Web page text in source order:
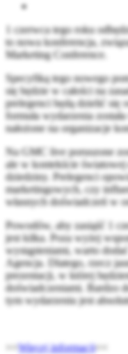
1 czerwca tego roku
to nowa konferencja,
Marketing Conference.
Specyfiką tego nowego
się będzie w całości na
prelegenci będą dzielić się
formuła wydarzenia
nałożone na organizacje
Na GMC live poruszone
ale w kontekście
dziedziny. Prelegenci
marketingowych, czy
własnych doświadczeń w
Powodów, aby zasiąść 1
jest kilka. Poza wyżej
wystąpieniami, warto
Agencja. Dlatego, rzecz
prezentacji, w której
doświadczeniami. Bardzo
tym wydarzeniu jest
Więcej informacji<<